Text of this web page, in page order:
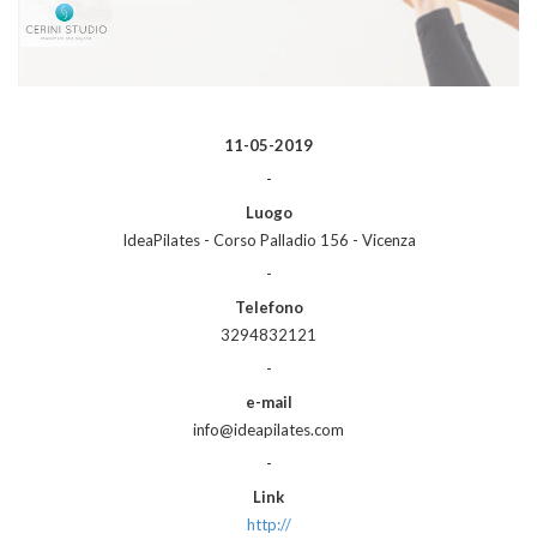
11-05-2019
-
Luogo
IdeaPilates - Corso Palladio 156 - Vicenza
-
Telefono
3294832121
-
e-mail
info@ideapilates.com
-
Link
http://